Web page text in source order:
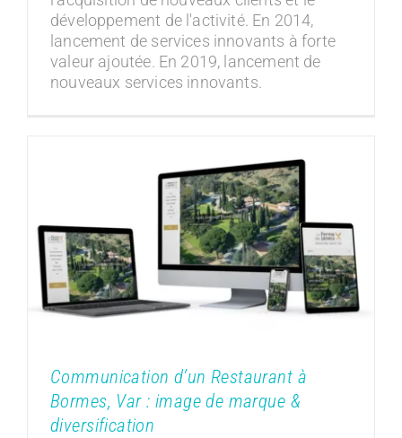
développement de l'activité. En 2014,
lancement de services innovants à forte
valeur ajoutée. En 2019, lancement de
nouveaux services innovants.
Communication d’un Restaurant à
Bormes, Var : image de marque &
diversification
Communication des entreprises
Communication d’un Restaurant à
Bormes, Var : image de marque &
diversification